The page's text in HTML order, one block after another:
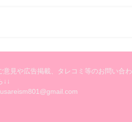
意見や広告掲載、タレコミ等のお問い合
↓↓